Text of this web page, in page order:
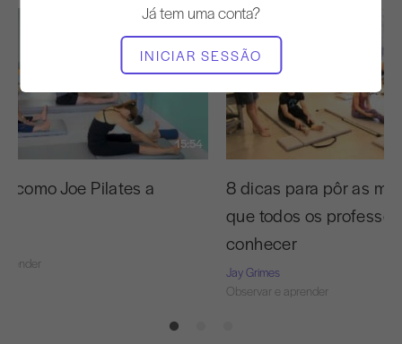
Já tem uma conta?
INICIAR SESSÃO
15:54
como Joe Pilates a
8 dicas para pôr as
que todos os
conhecer
Jay Grimes
Observar e aprender